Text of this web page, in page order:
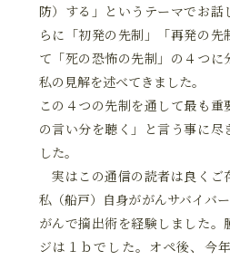
防）する」というテーマでお話
らに「初発の先制」「再発の
て「死の恐怖の先制」の４つに
私の見解を述べてきました。
この４つの先制を通して最も
の言い分を聴く」と言う事に尽
した。
実はこの通信の読者は良くご
私（船戸）自身ががんサバイバ
がんで摘出術を経験しました。
ジは１ｂでした。オペ後、今